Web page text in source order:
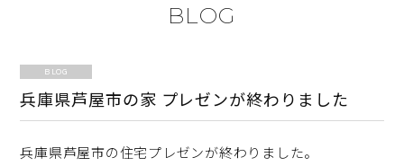
BLOG
BLOG
兵庫県芦屋市の家 プレゼンが終わりました
兵庫県芦屋市の住宅プレゼンが終わりました。